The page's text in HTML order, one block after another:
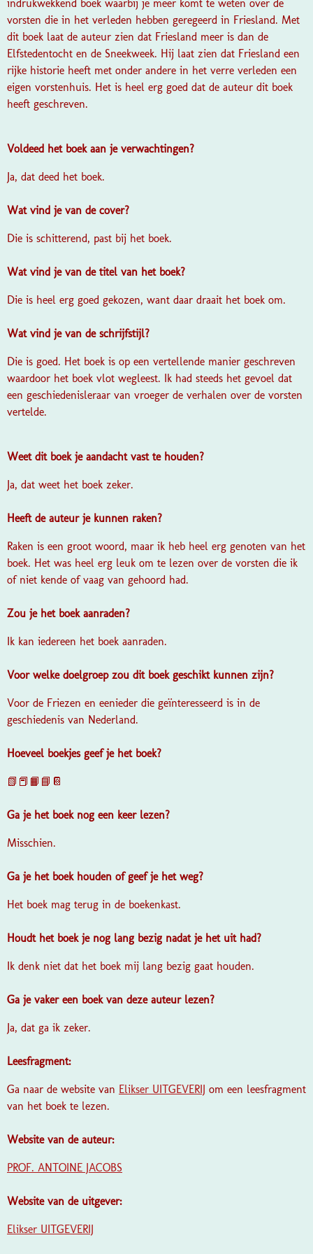
indrukwekkend boek waarbij je meer komt te weten over de
vorsten die in het verleden hebben geregeerd in Friesland. Met
dit boek laat de auteur zien dat Friesland meer is dan de
Elfstedentocht en de Sneekweek. Hij laat zien dat Friesland een
rijke historie heeft met onder andere in het verre verleden een
eigen vorstenhuis. Het is heel erg goed dat de auteur dit boek
heeft geschreven.
Voldeed het boek aan je verwachtingen?
Ja, dat deed het boek.
Wat vind je van de cover?
Die is schitterend, past bij het boek.
Wat vind je van de titel van het boek?
Die is heel erg goed gekozen, want daar draait het boek om.
Wat vind je van de schrijfstijl?
Die is goed. Het boek is op een vertellende manier geschreven
waardoor het boek vlot wegleest. Ik had steeds het gevoel dat
een geschiedenisleraar van vroeger de verhalen over de vorsten
vertelde.
Weet dit boek je aandacht vast te houden?
Ja, dat weet het boek zeker.
Heeft de auteur je kunnen raken?
Raken is een groot woord, maar ik heb heel erg genoten van het
boek. Het was heel erg leuk om te lezen over de vorsten die ik
of niet kende of vaag van gehoord had.
Zou je het boek aanraden?
Ik kan iedereen het boek aanraden.
Voor welke doelgroep zou dit boek geschikt kunnen zijn?
Voor de Friezen en eenieder die geïnteresseerd is in de
geschiedenis van Nederland.
Hoeveel boekjes geef je het boek?
📗📕📙📘📔
Ga je het boek nog een keer lezen?
Misschien.
Ga je het boek houden of geef je het weg?
Het boek mag terug in de boekenkast.
Houdt het boek je nog lang bezig nadat je het uit had?
Ik denk niet dat het boek mij lang bezig gaat houden.
Ga je vaker een boek van deze auteur lezen?
Ja, dat ga ik zeker.
Leesfragment:
Ga naar de website van Elikser UITGEVERIJ om een leesfragment
van het boek te lezen.
Website van de auteur:
PROF. ANTOINE JACOBS
Website van de uitgever:
Elikser UITGEVERIJ